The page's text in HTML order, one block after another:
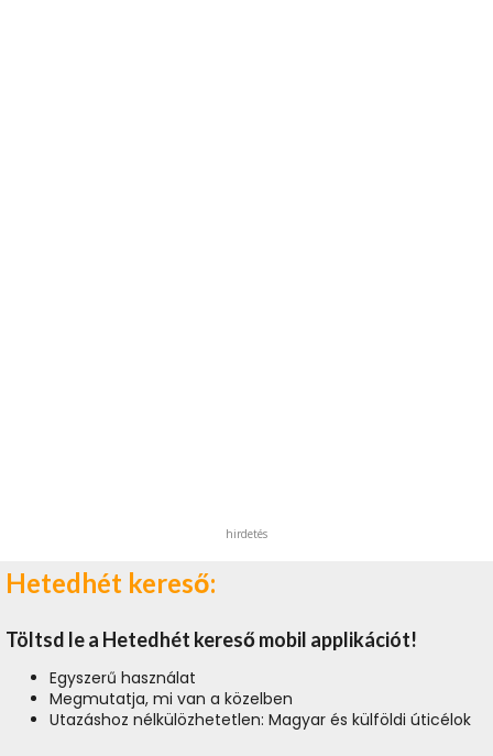
hirdetés
Hetedhét kereső:
Töltsd le a Hetedhét kereső mobil applikációt!
Egyszerű használat
Megmutatja, mi van a közelben
Utazáshoz nélkülözhetetlen: Magyar és külföldi úticélok